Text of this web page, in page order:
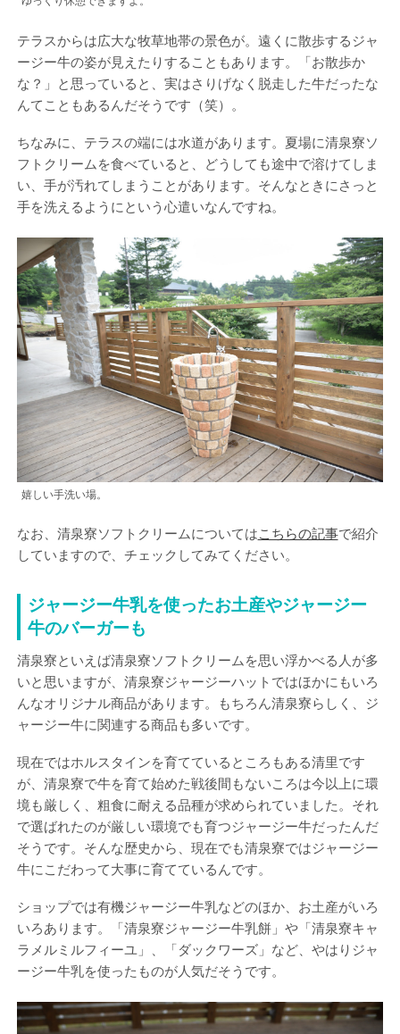
テラスからは広大な牧草地帯の景色が。遠くに散歩するジャ
ージー牛の姿が見えたりすることもあります。「お散歩か
な？」と思っていると、実はさりげなく脱走した牛だったな
んてこともあるんだそうです（笑）。
ちなみに、テラスの端には水道があります。夏場に清泉寮ソ
フトクリームを食べていると、どうしても途中で溶けてしま
い、手が汚れてしまうことがあります。そんなときにさっと
手を洗えるようにという心遣いなんですね。
嬉しい手洗い場。
なお、清泉寮ソフトクリームについてはこちらの記事で紹介
していますので、チェックしてみてください。
ジャージー牛乳を使ったお土産やジャージー
牛のバーガーも
清泉寮といえば清泉寮ソフトクリームを思い浮かべる人が多
いと思いますが、清泉寮ジャージーハットではほかにもいろ
んなオリジナル商品があります。もちろん清泉寮らしく、ジ
ャージー牛に関連する商品も多いです。
現在ではホルスタインを育てているところもある清里です
が、清泉寮で牛を育て始めた戦後間もないころは今以上に環
境も厳しく、粗食に耐える品種が求められていました。それ
で選ばれたのが厳しい環境でも育つジャージー牛だったんだ
そうです。そんな歴史から、現在でも清泉寮ではジャージー
牛にこだわって大事に育てているんです。
ショップでは有機ジャージー牛乳などのほか、お土産がいろ
いろあります。「清泉寮ジャージー牛乳餅」や「清泉寮キャ
ラメルミルフィーユ」、「ダックワーズ」など、やはりジャ
ージー牛乳を使ったものが人気だそうです。